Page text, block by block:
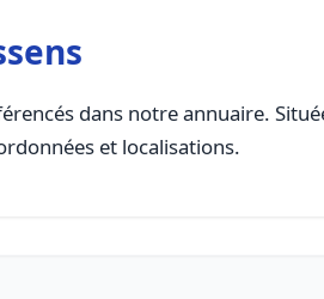
dans notre annuaire.
et localisations.